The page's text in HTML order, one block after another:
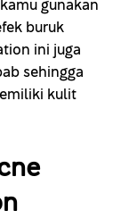
gunakan
buruk
ini juga
sehingga
kulit